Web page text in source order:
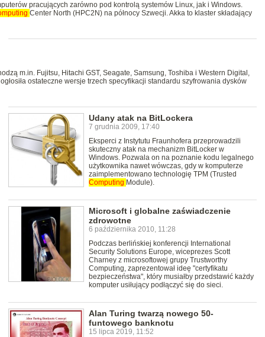
pracujących zarówno pod kontrolą systemów Linux, jak i Windows.
Center North (HPC2N) na północy Szwecji. Akka to klaster składający
m.in. Fujitsu, Hitachi GST, Seagate, Samsung, Toshiba i Western Digital,
ostateczne wersje trzech specyfikacji standardu szyfrowania dysków
Udany atak na BitLockera
7 grudnia 2009, 17:40
Eksperci z Instytutu Fraunhofera przeprowadzili
skuteczny atak na mechanizm BitLocker w
Windows. Pozwala on na poznanie kodu legalnego
użytkownika nawet wówczas, gdy w komputerze
zaimplementowano technologię TPM (Trusted
Computing Module).
Microsoft i globalne zaświadczenie
zdrowotne
6 października 2010, 11:28
Podczas berlińskiej konferencji International
Security Solutions Europe, wiceprezes Scott
Charney z microsoftowej grupy Trustworthy
Computing, zaprezentował ideę "certyfikatu
bezpieczeństwa", który musiałby przedstawić każdy
komputer usiłujący podłączyć się do sieci.
Alan Turing twarzą nowego 50-
funtowego banknotu
15 lipca 2019, 11:52